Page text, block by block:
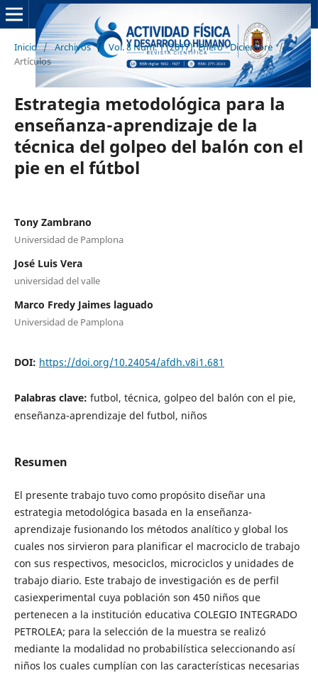
Inicio / Archivos / Vol. 8 Núm. 1 (2017): Enero - Diciembre /
Artículos
Estrategia metodológica para la
enseñanza-aprendizaje de la
técnica del golpeo del balón con el
pie en el fútbol
Tony Zambrano
Universidad de Pamplona
José Luis Vera
universidad del valle
Marco Fredy Jaimes laguado
Universidad de Pamplona
DOI: https://doi.org/10.24054/afdh.v8i1.681
Palabras clave: futbol, técnica, golpeo del balón con el pie,
enseñanza-aprendizaje del futbol, niños
Resumen
El presente trabajo tuvo como propósito diseñar una
estrategia metodológica basada en la enseñanza-
aprendizaje fusionando los métodos analítico y global los
cuales nos sirvieron para planificar el macrociclo de trabajo
con sus respectivos, mesociclos, microciclos y unidades de
trabajo diario. Este trabajo de investigación es de perfil
casiexperimental cuya población son 450 niños que
pertenecen a la institución educativa COLEGIO INTEGRADO
PETROLEA; para la selección de la muestra se realizó
mediante la modalidad no probabilística seleccionando así
niños los cuales cumplían con las características necesarias